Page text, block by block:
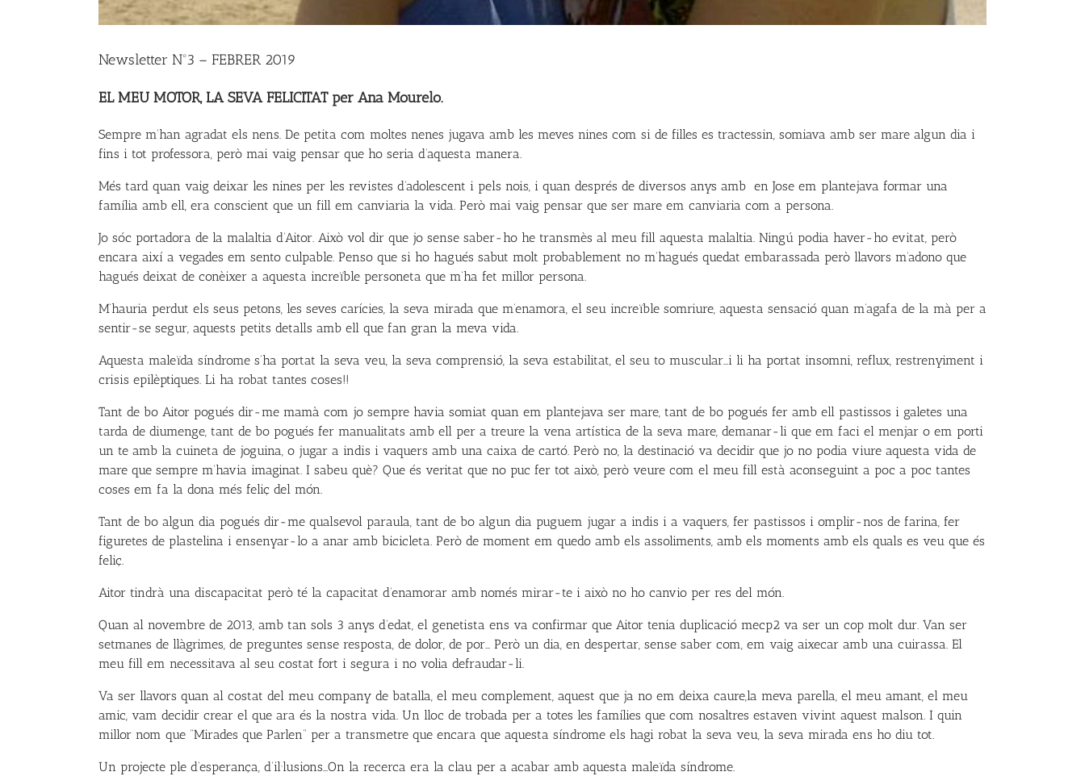
Newsletter Nº3 – FEBRER 2019
EL MEU MOTOR, LA SEVA FELICITAT per Ana Mourelo.
Sempre m’han agradat els nens. De petita com moltes nenes jugava amb les meves nines com si de filles es tractessin, somiava amb ser mare algun dia i
fins i tot professora, però mai vaig pensar que ho seria d’aquesta manera.
Més tard quan vaig deixar les nines per les revistes d’adolescent i pels nois, i quan després de diversos anys amb en Jose em plantejava formar una
família amb ell, era conscient que un fill em canviaria la vida. Però mai vaig pensar que ser mare em canviaria com a persona.
Jo sóc portadora de la malaltia d’Aitor. Això vol dir que jo sense saber-ho he transmès al meu fill aquesta malaltia. Ningú podia haver-ho evitat, però
encara així a vegades em sento culpable. Penso que si ho hagués sabut molt probablement no m’hagués quedat embarassada però llavors m’adono que
hagués deixat de conèixer a aquesta increïble personeta que m’ha fet millor persona.
M’hauria perdut els seus petons, les seves carícies, la seva mirada que m’enamora, el seu increïble somriure, aquesta sensació quan m’agafa de la mà per a
sentir-se segur, aquests petits detalls amb ell que fan gran la meva vida.
Aquesta maleïda síndrome s’ha portat la seva veu, la seva comprensió, la seva estabilitat, el seu to muscular…i li ha portat insomni, reflux, restrenyiment i
crisis epilèptiques. Li ha robat tantes coses!!
Tant de bo Aitor pogués dir-me mamà com jo sempre havia somiat quan em plantejava ser mare, tant de bo pogués fer amb ell pastissos i galetes una
tarda de diumenge, tant de bo pogués fer manualitats amb ell per a treure la vena artística de la seva mare, demanar-li que em faci el menjar o em porti
un te amb la cuineta de joguina, o jugar a indis i vaquers amb una caixa de cartó. Però no, la destinació va decidir que jo no podia viure aquesta vida de
mare que sempre m’havia imaginat. I sabeu què? Que és veritat que no puc fer tot això, però veure com el meu fill està aconseguint a poc a poc tantes
coses em fa la dona més feliç del món.
Tant de bo algun dia pogués dir-me qualsevol paraula, tant de bo algun dia puguem jugar a indis i a vaquers, fer pastissos i omplir-nos de farina, fer
figuretes de plastelina i ensenyar-lo a anar amb bicicleta. Però de moment em quedo amb els assoliments, amb els moments amb els quals es veu que és
feliç.
Aitor tindrà una discapacitat però té la capacitat d’enamorar amb només mirar-te i això no ho canvio per res del món.
Quan al novembre de 2013, amb tan sols 3 anys d’edat, el genetista ens va confirmar que Aitor tenia duplicació mecp2 va ser un cop molt dur. Van ser
setmanes de llàgrimes, de preguntes sense resposta, de dolor, de por… Però un dia, en despertar, sense saber com, em vaig aixecar amb una cuirassa. El
meu fill em necessitava al seu costat fort i segura i no volia defraudar-li.
Va ser llavors quan al costat del meu company de batalla, el meu complement, aquest que ja no em deixa caure,la meva parella, el meu amant, el meu
amic, vam decidir crear el que ara és la nostra vida. Un lloc de trobada per a totes les famílies que com nosaltres estaven vivint aquest malson. I quin
millor nom que “Mirades que Parlen” per a transmetre que encara que aquesta síndrome els hagi robat la seva veu, la seva mirada ens ho diu tot.
Un projecte ple d’esperança, d’il·lusions…On la recerca era la clau per a acabar amb aquesta maleïda síndrome.